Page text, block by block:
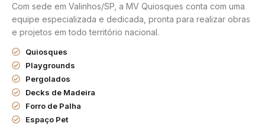
Com sede em Valinhos/SP, a MV Quiosques conta com uma
equipe especializada e dedicada, pronta para realizar obras
e projetos em todo território nacional.
Quiosques
Playgrounds
Pergolados
Decks de Madeira
Forro de Palha
Espaço Pet